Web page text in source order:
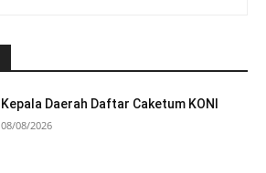
Kepala Daerah Daftar Caketum KONI
08/08/2026